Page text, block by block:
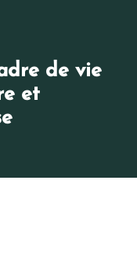
de vie
et